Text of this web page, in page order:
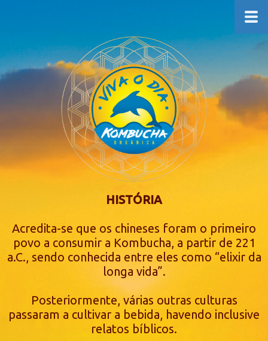
HISTÓRIA
Acredita-se que os chineses foram o primeiro
povo a consumir a Kombucha, a partir de 221
a.C., sendo conhecida entre eles como “elixir da
longa vida”.
Posteriormente, várias outras culturas
passaram a cultivar a bebida, havendo inclusive
relatos bíblicos.